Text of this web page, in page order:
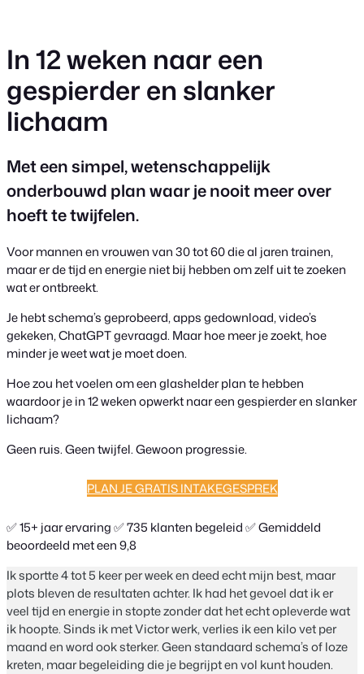
de
inhoud
In 12 weken naar een
gespierder en slanker
lichaam
Met een simpel, wetenschappelijk
onderbouwd plan waar je nooit meer over
hoeft te twijfelen.
Voor mannen en vrouwen van 30 tot 60 die al jaren trainen,
maar er de tijd en energie niet bij hebben om zelf uit te zoeken
wat er ontbreekt.
Je hebt schema’s geprobeerd, apps gedownload, video’s
gekeken, ChatGPT gevraagd. Maar hoe meer je zoekt, hoe
minder je weet wat je moet doen.
Hoe zou het voelen om een glashelder plan te hebben
waardoor je in 12 weken opwerkt naar een gespierder en slanker
lichaam?
Geen ruis. Geen twijfel. Gewoon progressie.
PLAN JE GRATIS INTAKEGESPREK
✅ 15+ jaar ervaring ✅ 735 klanten begeleid ✅ Gemiddeld
beoordeeld met een 9,8
Ik sportte 4 tot 5 keer per week en deed echt mijn best, maar
plots bleven de resultaten achter. Ik had het gevoel dat ik er
veel tijd en energie in stopte zonder dat het echt opleverde wat
ik hoopte.Sinds ik met Victor werk, verlies ik een kilo vet per
maand en word ook sterker. Geen standaard schema’s of loze
kreten, maar begeleiding die je begrijpt en vol kunt houden.